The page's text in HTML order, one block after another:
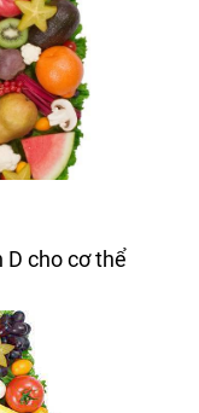
cho cơ thể